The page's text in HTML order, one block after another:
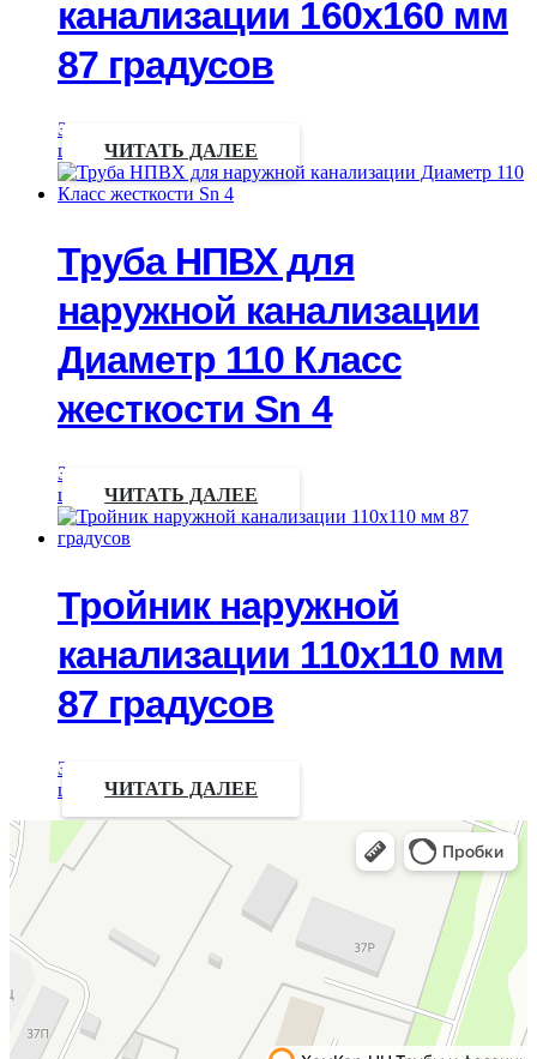
канализации 160х160 мм
87 градусов
Запрос
цены
ЧИТАТЬ ДАЛЕЕ
Труба НПВХ для
наружной канализации
Диаметр 110 Класс
жесткости Sn 4
Запрос
цены
ЧИТАТЬ ДАЛЕЕ
Тройник наружной
канализации 110х110 мм
87 градусов
Запрос
цены
ЧИТАТЬ ДАЛЕЕ